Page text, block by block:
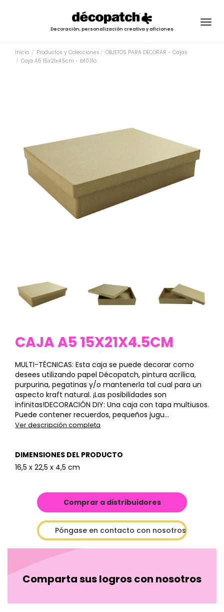
Decoración, personalización creativa y aficiones
Inicio Productos y Colecciones
OBJETOS PARA DECORAR - Cajas
Caja A5 15x21x4.5cm - bt031o
CAJA A5 15X21X4.5CM
MULTI-TÉCNICAS: Esta caja se puede decorar como
desees utilizando papel Décopatch, pintura acrílica,
purpurina, pegatinas y/o mantenerla tal cual para un
aspecto kraft natural. ¡Las posibilidades son
infinitas!DECORACIÓN DIY: Una caja con tapa multiusos.
Puede contener recuerdos, pequeños jugu...
Ver descripción completa
DIMENSIONES DEL PRODUCTO
16,5 x 22,5 x 4,5 cm
Comprar a distribuidores
Póngase en contacto con nosotros
Comparta sus logros con nosotros